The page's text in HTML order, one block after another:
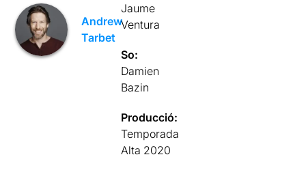
Andrew
Tarbet
Jaume
Ventura
So:
Damien
Bazin
Producció:
Temporada
Alta 2020